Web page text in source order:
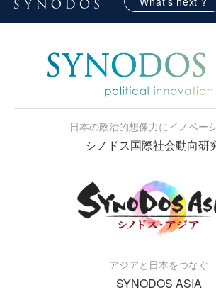
日本の政治的想像力にイノベー
シノドス国際社会動向研
アジアと日本をつなぐ
SYNODOS ASIA